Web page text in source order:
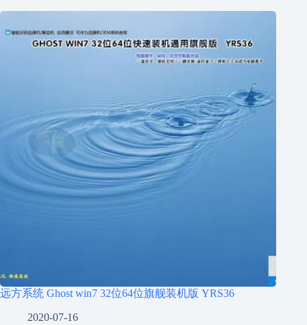
远方系统 Ghost win7 32位64位旗舰装机版 YRS36
2020-07-16